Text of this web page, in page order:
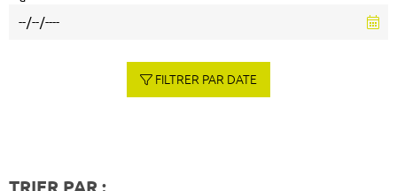
FILTRER PAR DATE